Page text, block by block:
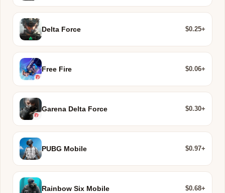
Delta Force $0.25+
Free Fire $0.06+
Garena Delta Force $0.30+
PUBG Mobile $0.97+
Rainbow Six Mobile $0.68+